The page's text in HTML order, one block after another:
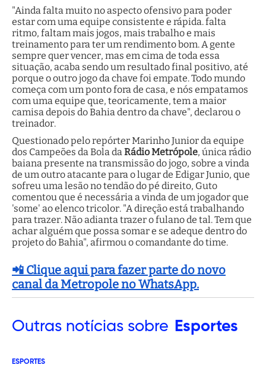
"Ainda falta muito no aspecto ofensivo para poder
estar com uma equipe consistente e rápida. falta
ritmo, faltam mais jogos, mais trabalho e mais
treinamento para ter um rendimento bom. A gente
sempre quer vencer, mas em cima de toda essa
situação, acaba sendo um resultado final positivo, até
porque o outro jogo da chave foi empate. Todo mundo
começa com um ponto fora de casa, e nós empatamos
com uma equipe que, teoricamente, tem a maior
camisa depois do Bahia dentro da chave", declarou o
treinador.
Questionado pelo repórter Marinho Junior da equipe
dos Campeões da Bola daRádio Metrópole, única rádio
baiana presente na transmissão do jogo, sobre a vinda
de um outro atacante para o lugar de Edigar Junio, que
sofreu uma lesão no tendão do pé direito, Guto
comentou que é necessária a vinda de um jogador que
'some' ao elenco tricolor. "A direção está trabalhando
para trazer. Não adianta trazer o fulano de tal. Tem que
achar alguém que possa somar e se adeque dentro do
projeto do Bahia", afirmou o comandante do time.
📲 Clique aqui para fazer parte do novo
canal da Metropole no WhatsApp.
Outras notícias sobre Esportes
ESPORTES